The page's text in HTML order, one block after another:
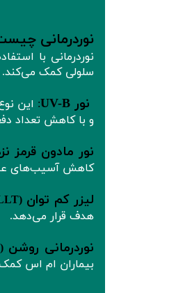
نوردرمانی
نوردرمانی با
سلولی کمک می‌کند.
نور UV-B : این
و با کاهش تعداد
نور مادون قرمز
کاهش آسیب‌های
لیزر کم‌ توان (LLLT)
هدف قرار می‌دهد.
نوردرمانی روشن (BLT)
بیماران ام‌ اس